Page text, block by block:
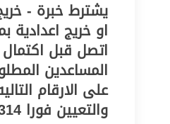
يشترط خبرة -
او خريج اعدادية
اتصل قبل
المساعدين
على الارقام
والتعيين فورا 01095999314